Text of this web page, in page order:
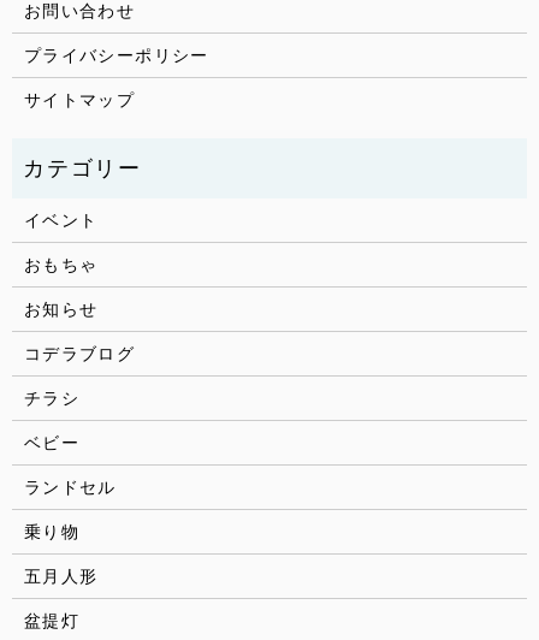
お問い合わせ
プライバシーポリシー
サイトマップ
イベント
おもちゃ
お知らせ
コデラブログ
チラシ
ベビー
ランドセル
乗り物
五月人形
盆提灯